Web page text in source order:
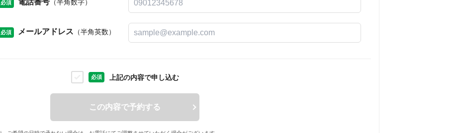
必須 電話番号 （半角数字）
必須 メールアドレス （半角英数）
必須 上記の内容で申し込む
この内容で予約する